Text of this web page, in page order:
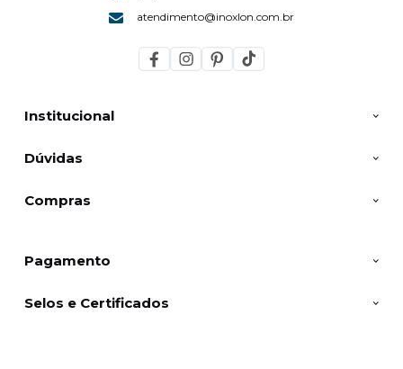
Institucional
Dúvidas
Compras
atendimento@inoxlon.com.br
Pagamento
Selos e Certificados